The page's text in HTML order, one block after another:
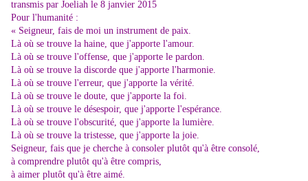
transmis par Joeliah le 8 janvier 2015
Pour l'humanité :
« Seigneur, fais de moi un instrument de paix.
Là où se trouve la haine, que j'apporte l'amour.
Là où se trouve l'offense, que j'apporte le pardon.
Là où se trouve la discorde que j'apporte l'harmonie.
Là où se trouve l'erreur, que j'apporte la vérité.
Là où se trouve le doute, que j'apporte la foi.
Là où se trouve le désespoir, que j'apporte l'espérance.
Là où se trouve l'obscurité, que j'apporte la lumière.
Là où se trouve la tristesse, que j'apporte la joie.
Seigneur, fais que je cherche à consoler plutôt qu'à être consolé,
à comprendre plutôt qu'à être compris,
à aimer plutôt qu'à être aimé.